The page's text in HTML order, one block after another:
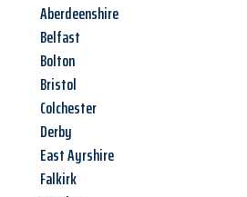
Aberdeenshire
Belfast
Bolton
Bristol
Colchester
Derby
East Ayrshire
Falkirk